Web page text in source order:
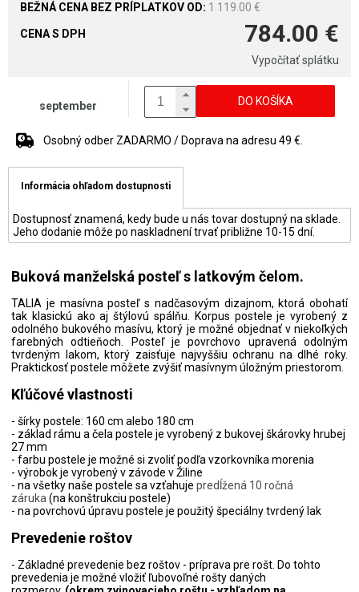
1 119.00 €
784.00 €
CENA S DPH
Vypočítať splátku
september DO KOŠÍKA
Osobný odber ZADARMO / Doprava na adresu 49 €.
Informácia ohľadom dostupnosti
Dostupnosť znamená, kedy bude u nás tovar dostupný na sklade.
Jeho dodanie môže po naskladnení trvať približne 10-15 dní.
Buková manželská posteľ s latkovým čelom.
TALIA je masívna posteľ s nadčasovým dizajnom, ktorá obohatí
tak klasickú ako aj štýlovú spálňu. Korpus postele je vyrobený z
odolného bukového masívu, ktorý je možné objednať v niekoľkých
farebných odtieňoch. Posteľ je povrchovo upravená odolným
tvrdeným lakom, ktorý zaisťuje najvyššiu ochranu na dlhé roky.
Praktickosť postele môžete zvýšiť masívnym úložným priestorom.
Kľúčové vlastnosti
- šírky postele: 160 cm alebo 180 cm
- základ rámu a čela postele je vyrobený z bukovej škárovky hrubej
27 mm
- farbu postele je možné si zvoliť podľa vzorkovníka morenia
- výrobok je vyrobený v závode v Žiline
- na všetky naše postele sa vzťahuje predĺžená 10 ročná
záruka (na konštrukciu postele)
- na povrchovú úpravu postele je použitý špeciálny tvrdený lak
Prevedenie roštov
- Základné prevedenie bez roštov - príprava pre rošt. Do tohto
prevedenia je možné vložiť ľubovoľné rošty daných